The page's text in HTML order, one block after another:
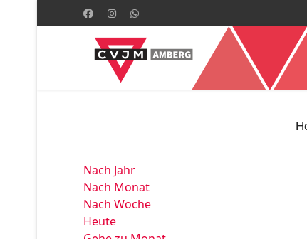
Nach Jahr
Nach Monat
Nach Woche
Heute